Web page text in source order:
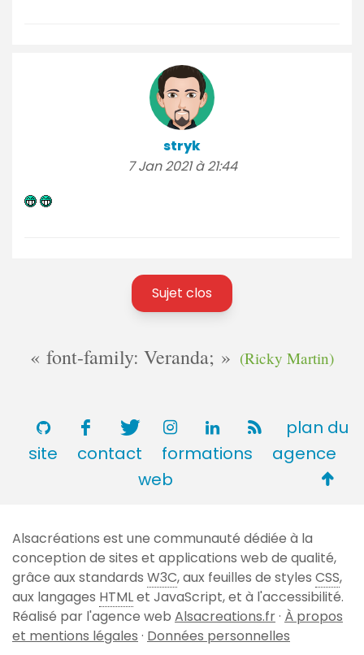
stryk
7 Jan 2021 à 21:44
Sujet clos
font-family: Veranda; (Ricky Martin)
plan du
site
contact formations
agence
web
de
page
Alsacréations est une communauté dédiée à la
conception de sites et applications web de qualité,
grâce aux standards W3C, aux feuilles de styles CSS,
aux langages HTMLet JavaScript, et à l'accessibilité.
Réalisé par l'agence web Alsacreations.fr· À propos
et mentions légales · Données personnelles